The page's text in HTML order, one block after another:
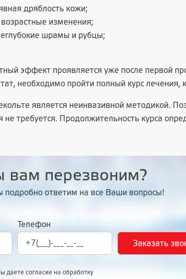
дряблость кожи;
изменения;
шрамы и рубцы;
эффект проявляется уже после первой
необходимо пройти полный курс
является неинвазивной методикой.
не требуется. Продолжительность курса
вам перезвоним?
подробно ответим на все Ваши вопросы!
Телефон
даете согласие на обработку